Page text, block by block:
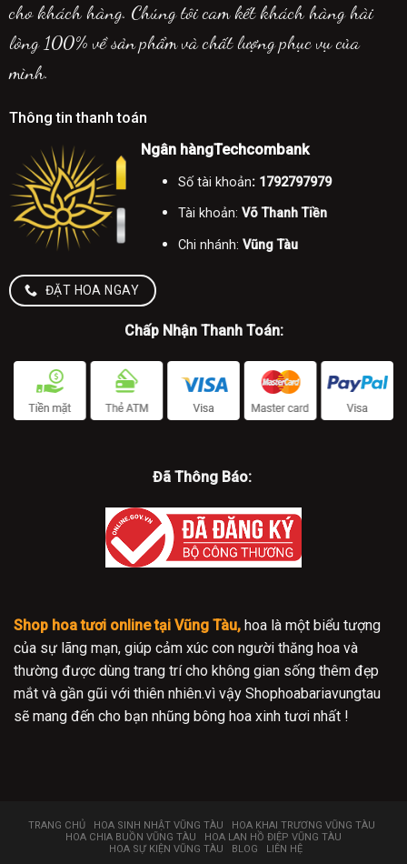
cho khách hàng. Chúng tôi cam kết khách hàng hài
lòng 100% về sản phẩm và chất lượng phục vụ của
mình.
Thông tin thanh toán
Ngân hàngTechcombank
Số tài khoản: 1792797979
Tài khoản: Võ Thanh Tiền
Chi nhánh: Vũng Tàu
ĐẶT HOA NGAY
Chấp Nhận Thanh Toán:
Đã Thông Báo:
Shop hoa tươi online tại Vũng Tàu, hoa là một biểu tượng
của sự lãng mạn, giúp cảm xúc con người thăng hoa và
thường được dùng trang trí cho không gian sống thêm đẹp
mắt và gần gũi với thiên nhiên.vì vậy Shophoabariavungtau
sẽ mang đến cho bạn nhũng bông hoa xinh tươi nhất !
TRANG CHỦ HOA SINH NHẬT VŨNG TÀU
HOA KHAI TRƯƠNG VŨNG TÀU
HOA CHIA BUỒN VŨNG TÀU
HOA LAN HỒ ĐIỆP VŨNG TÀU
HOA SỰ KIỆN VŨNG TÀU
BLOG LIÊN HỆ